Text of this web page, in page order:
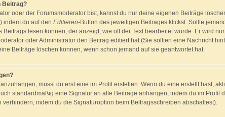
Beitrag?
oder der Forumsmoderator bist, kannst du nur deine eigenen Beiträge
indem du auf den Editieren-Button des jeweiligen Beitrages klickst. Sollte
lesen können, der anzeigt, wie oft der Text bearbeitet wurde. Er wird
oder Administrator den Beitrag editiert hat (Sie sollten eine Nachricht
Beiträge löschen können, wenn schon jemand auf sie geantwortet hat.
musst du erst eine im Profil erstellen. Wenn du eine erstellt hast,
standardmäßig eine Signatur an alle Beiträge anhängen, indem du im Profil
indem du die Signaturoption beim Beitragsschreiben abschaltest).